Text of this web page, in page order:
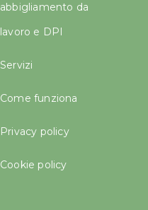
abbigliamento da
lavoro e DPI
Servizi
Come funziona
Privacy policy
Cookie policy